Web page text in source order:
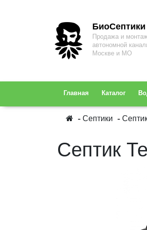
БиоСептики
Продажа и
автономной
Москве и МО
Главная Каталог
Септики
Септик